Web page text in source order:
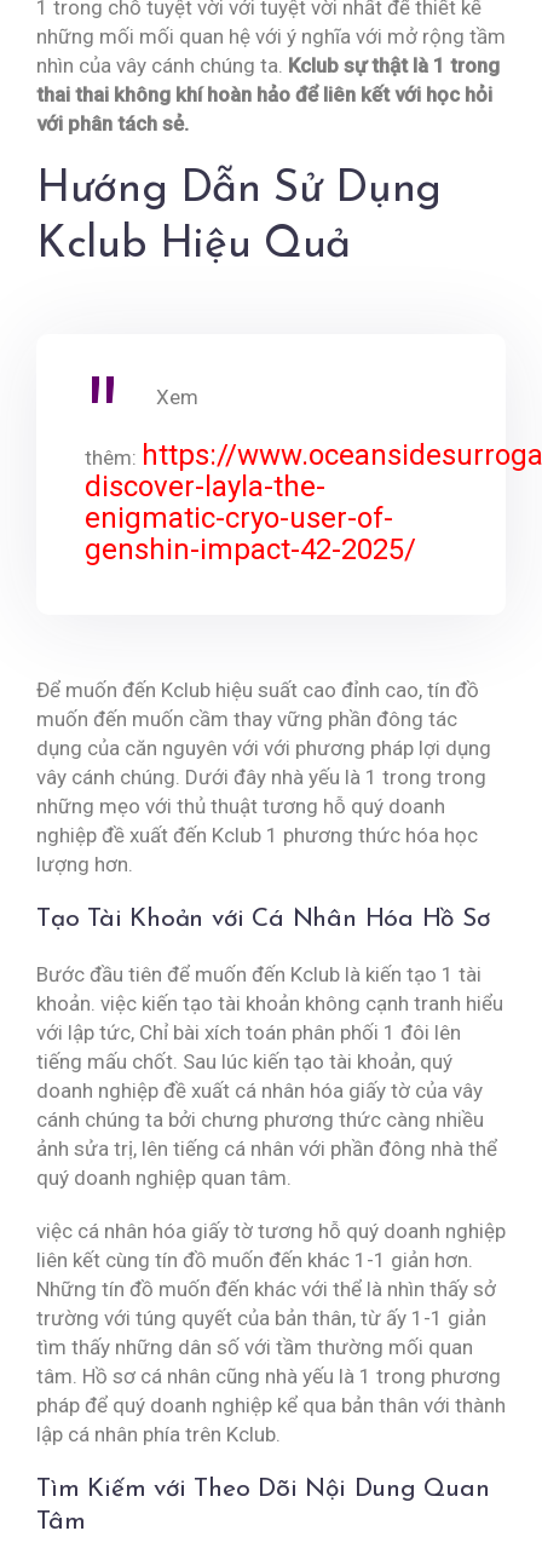
1 trong chỗ tuyệt vời với tuyệt vời nhất để thiết kế
những mối mối quan hệ với ý nghĩa với mở rộng tầm
nhìn của vây cánh chúng ta. Kclub sự thật là 1 trong
thai thai không khí hoàn hảo để liên kết với học hỏi
với phân tách sẻ.
Hướng Dẫn Sử Dụng
Kclub Hiệu Quả
Xem
thêm: https://
discover-layla-the-
enigmatic-cryo-user-of-
genshin-impact-42-2025/
Để muốn đến Kclub hiệu suất cao đỉnh cao, tín đồ
muốn đến muốn cầm thay vững phần đông tác
dụng của căn nguyên với với phương pháp lợi dụng
vây cánh chúng. Dưới đây nhà yếu là 1 trong trong
những mẹo với thủ thuật tương hỗ quý doanh
nghiệp đề xuất đến Kclub 1 phương thức hóa học
lượng hơn.
Tạo Tài Khoản với Cá Nhân Hóa Hồ Sơ
Bước đầu tiên để muốn đến Kclub là kiến tạo 1 tài
khoản. việc kiến tạo tài khoản không cạnh tranh hiểu
với lập tức, Chỉ bài xích toán phân phối 1 đôi lên
tiếng mấu chốt. Sau lúc kiến tạo tài khoản, quý
doanh nghiệp đề xuất cá nhân hóa giấy tờ của vây
cánh chúng ta bởi chưng phương thức càng nhiều
ảnh sửa trị, lên tiếng cá nhân với phần đông nhà thể
quý doanh nghiệp quan tâm.
việc cá nhân hóa giấy tờ tương hỗ quý doanh nghiệp
liên kết cùng tín đồ muốn đến khác 1-1 giản hơn.
Những tín đồ muốn đến khác với thể là nhìn thấy sở
trường với túng quyết của bản thân, từ ấy 1-1 giản
tìm thấy những dân số với tầm thường mối quan
tâm. Hồ sơ cá nhân cũng nhà yếu là 1 trong phương
pháp để quý doanh nghiệp kể qua bản thân với thành
lập cá nhân phía trên Kclub.
Tìm Kiếm với Theo Dõi Nội Dung Quan
Tâm